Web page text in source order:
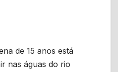
de 15 anos está
nas águas do rio